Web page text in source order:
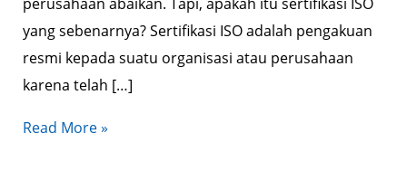
yang sebenarnya? Sertifikasi ISO adalah pengakuan
resmi kepada suatu organisasi atau perusahaan
karena telah […]
Read More »